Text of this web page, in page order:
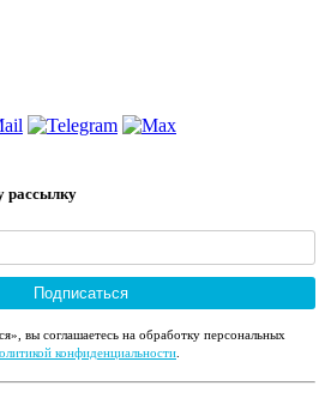
рассылку
Подписаться
вы соглашаетесь на обработку персональных
конфиденциальности.